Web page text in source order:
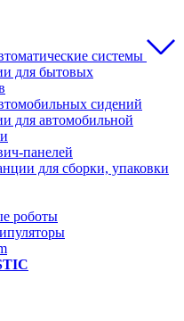
системы
для бытовых
сидений
для автомобильной
панелей
для сборки, упаковки
роботы